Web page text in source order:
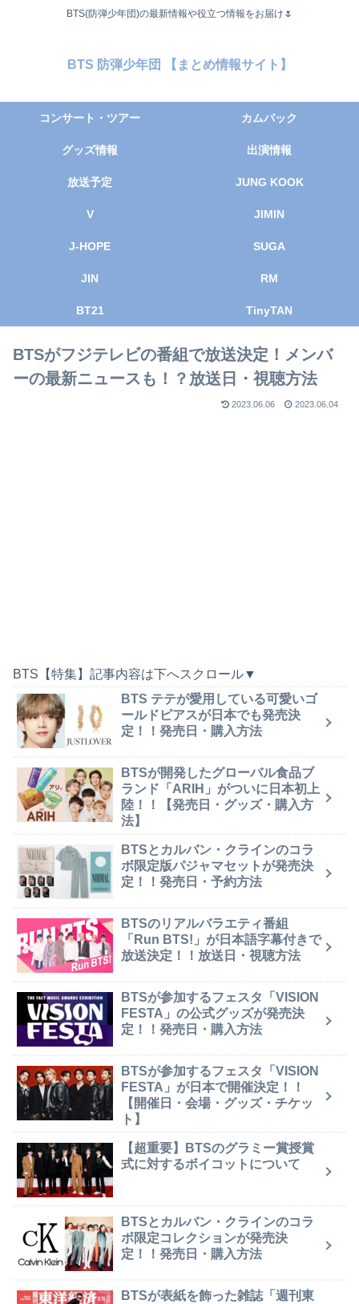
BTS(防弾少年団)の最新情報や役立つ情報をお届け🌷
BTS 防弾少年団 【まとめ情報サイト】
コンサート・ツアー カムバック
グッズ情報 出演情報
放送予定 JUNG KOOK
V JIMIN
J-HOPE SUGA
JIN RM
BT21 TinyTAN
BTSがフジテレビの番組で放送決定！メンバ
ーの最新ニュースも！？放送日・視聴方法
2023.06.06 2023.06.04
BTS【特集】記事内容は下へスクロール▼
BTS テテが愛用している可愛いゴ
ールドピアスが日本でも発売決
定！！発売日・購入方法
BTSが開発したグローバル食品ブ
ランド「ARIH」がついに日本初上
陸！！【発売日・グッズ・購入方
法】
BTSとカルバン・クラインのコラ
ボ限定版パジャマセットが発売決
定！！発売日・予約方法
BTSのリアルバラエティ番組
「Run BTS!」が日本語字幕付きで
放送決定！！放送日・視聴方法
BTSが参加するフェスタ「VISION
FESTA」の公式グッズが発売決
定！！発売日・購入方法
BTSが参加するフェスタ「VISION
FESTA」が日本で開催決定！！
【開催日・会場・グッズ・チケッ
ト】
【超重要】BTSのグラミー賞授賞
式に対するボイコットについて
BTSとカルバン・クラインのコラ
ボ限定コレクションが発売決
定！！発売日・購入方法
BTSが表紙を飾った雑誌「週刊東